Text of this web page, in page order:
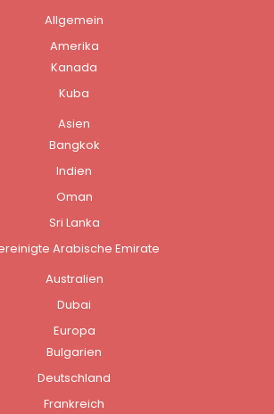
Allgemein
Amerika
Kanada
Kuba
Asien
Bangkok
Indien
Oman
Sri Lanka
Arabische Emirate
Australien
Dubai
Europa
Bulgarien
Deutschland
Frankreich